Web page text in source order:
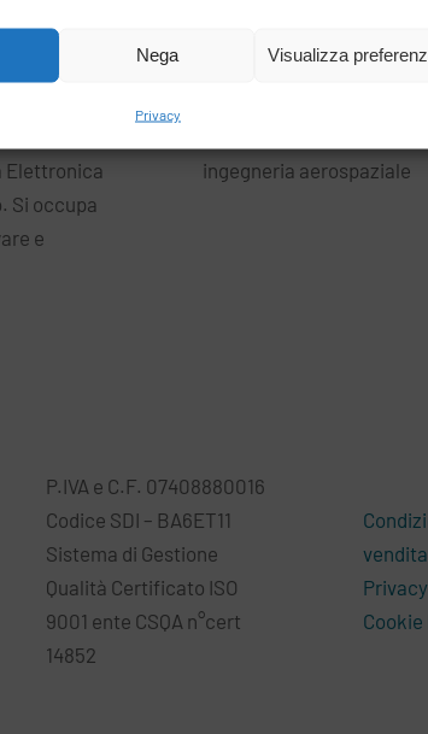
Nega Visualizza
Privacy
Elettronica
Si occupa
e
Ing. Carlo Fiori
Laureato al Politecnico
ingegneria aerospaziale
P.IVA e C.F. 07408880016
Codice SDI – BA6ET11
Sistema di Gestione
Qualità Certificato ISO
9001 ente CSQA n°cert
14852
vendita
Privacy
Cookie